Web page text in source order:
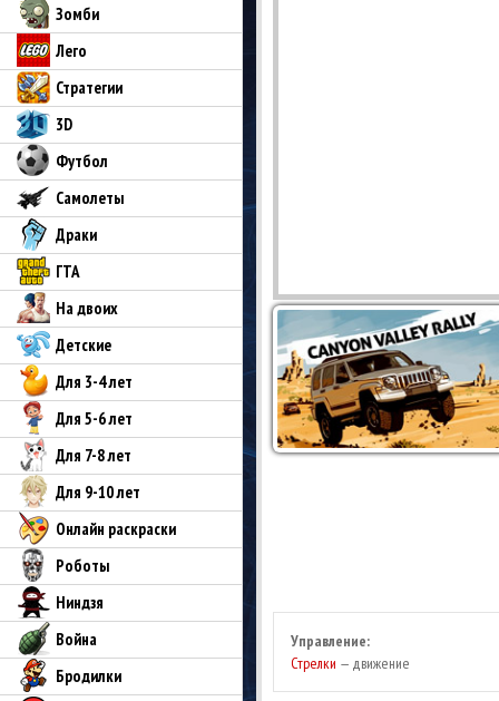
Зомби
Лего
Стратегии
3D
Футбол
Самолеты
Драки
ГТА
На двоих
Детские
Для 3-4 лет
Для 5-6 лет
Для 7-8 лет
Для 9-10 лет
Онлайн раскраски
Роботы
Ниндзя
Война
Бродилки
Управление:
Стрелки — движение